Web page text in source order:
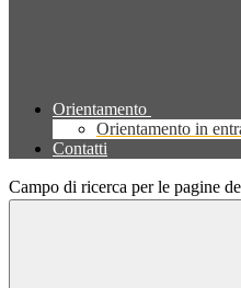
Orientamento
Orientamento in
Contatti
Campo di ricerca per le pagine